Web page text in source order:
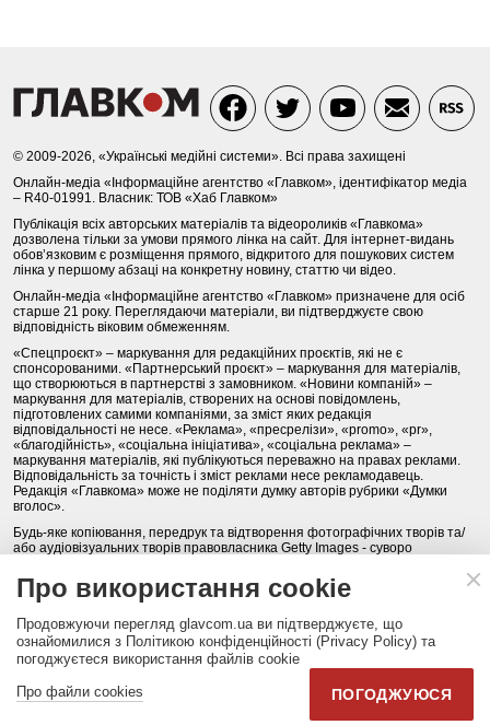
© 2009-2026, «Українські медійні системи». Всі права захищені
Онлайн-медіа «Інформаційне агентство «Главком», ідентифікатор медіа
– R40-01991. Власник: ТОВ «Хаб Главком»
Публікація всіх авторських матеріалів та відеороликів «Главкома»
дозволена тільки за умови прямого лінка на сайт. Для інтернет-видань
обов’язковим є розміщення прямого, відкритого для пошукових систем
лінка у першому абзаці на конкретну новину, статтю чи відео.
Онлайн-медіа «Інформаційне агентство «Главком» призначене для осіб
старше 21 року. Переглядаючи матеріали, ви підтверджуєте свою
відповідність віковим обмеженням.
«Спецпроєкт» – маркування для редакційних проєктів, які не є
спонсорованими. «Партнерський проєкт» – маркування для матеріалів,
що створюються в партнерстві з замовником. «Новини компаній» –
маркування для матеріалів, створених на основі повідомлень,
підготовлених самими компаніями, за зміст яких редакція
відповідальності не несе. «Реклама», «пресрелізи», «promo», «pr»,
«благодійність», «соціальна ініціатива», «соціальна реклама» –
маркування матеріалів, які публікуються переважно на правах реклами.
Відповідальність за точність і зміст реклами несе рекламодавець.
Редакція «Главкома» може не поділяти думку авторів рубрики «Думки
вголос».
Будь-яке копіювання, передрук та відтворення фотографічних творів та/
або аудіовізуальних творів правовласника Getty Images - суворо
Політика конфіденційності (Privacy Policy). Правила сайту
КОНТАКТИ НАША КОМАНДА АРХІВ
Партнери:DepositPhotos.com,opendatabot.ua
Про використання cookie
Продовжуючи перегляд glavcom.ua ви підтверджуєте, що
ознайомилися з Політикою конфіденційності (Privacy Policy) та
погоджуєтеся використання файлів cookie
Про файли cookies
ПОГОДЖУЮСЯ